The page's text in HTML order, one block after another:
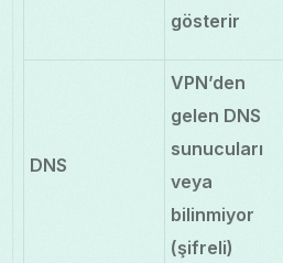
gösterir
DNS
VPN’den
gelen DNS
sunucuları
veya
bilinmiyor
(şifreli)